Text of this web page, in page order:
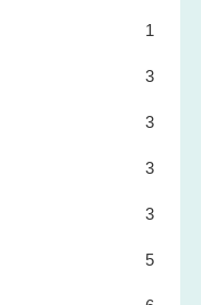
1
3
3
3
3
5